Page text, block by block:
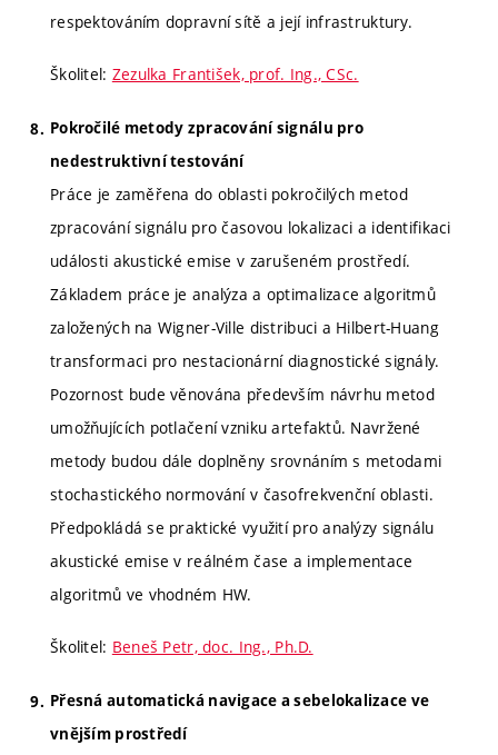
respektováním dopravní sítě a její infrastruktury.
Školitel: Zezulka František, prof. Ing., CSc.
Pokročilé metody zpracování signálu pro
nedestruktivní testování
Práce je zaměřena do oblasti pokročilých metod
zpracování signálu pro časovou lokalizaci a identifikaci
události akustické emise v zarušeném prostředí.
Základem práce je analýza a optimalizace algoritmů
založených na Wigner-Ville distribuci a Hilbert-Huang
transformaci pro nestacionární diagnostické signály.
Pozornost bude věnována především návrhu metod
umožňujících potlačení vzniku artefaktů. Navržené
metody budou dále doplněny srovnáním s metodami
stochastického normování v časofrekvenční oblasti.
Předpokládá se praktické využití pro analýzy signálu
akustické emise v reálném čase a implementace
algoritmů ve vhodném HW.
Školitel: Beneš Petr, doc. Ing., Ph.D.
Přesná automatická navigace a sebelokalizace ve
vnějším prostředí